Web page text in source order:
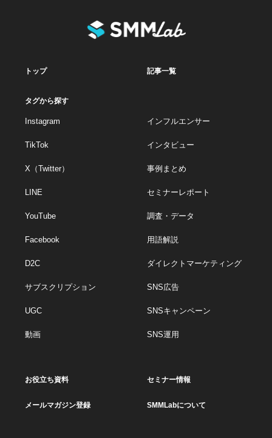
トップ 記事一覧
タグから探す
Instagram
TikTok
X（Twitter）
LINE
YouTube
Facebook
D2C
サブスクリプション
UGC
動画
インフルエンサー
インタビュー
事例まとめ
セミナーレポート
調査・データ
用語解説
ダイレクトマーケティング
SNS広告
SNSキャンペーン
SNS運用
お役立ち資料 セミナー情報
メールマガジン登録 SMMLabについて